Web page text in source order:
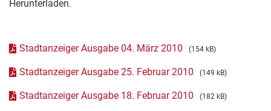
Herunterladen.
Stadtanzeiger Ausgabe 04. März 2010 (154 kB)
Stadtanzeiger Ausgabe 25. Februar 2010 (149 kB)
Stadtanzeiger Ausgabe 18. Februar 2010 (182 kB)